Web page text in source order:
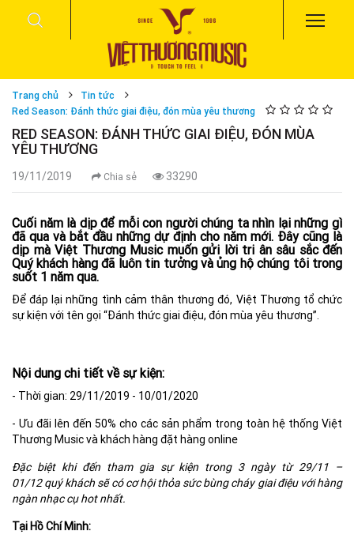
Trang chủ
Tin tức
Red Season: Đánh thức giai điệu, đón mùa yêu thương
RED SEASON: ĐÁNH THỨC GIAI ĐIỆU, ĐÓN MÙA
YÊU THƯƠNG
19/11/2019 Chia sẻ 33290
Cuối năm là dịp để mỗi con người chúng ta nhìn lại những gì
đã qua và bắt đầu những dự định cho năm mới. Đây cũng là
dịp mà Việt Thương Music muốn gửi lời tri ân sâu sắc đến
Quý khách hàng đã luôn tin tưởng và ủng hộ chúng tôi trong
suốt 1 năm qua.
Để đáp lại những tình cảm thân thương đó, Việt Thương tổ chức
sự kiện với tên gọi “Đánh thức giai điệu, đón mùa yêu thương”.
Nội dung chi tiết về sự kiện:
- Thời gian: 29/11/2019 - 10/01/2020
- Ưu đãi lên đến 50% cho các sản phẩm trong toàn hệ thống Việt
Thương Music và khách hàng đặt hàng online
Đặc biệt khi đến tham gia sự kiện trong 3 ngày từ 29/11 –
01/12 quý khách sẽ có cơ hội thỏa sức bùng cháy giai điệu với hàng
ngàn nhạc cụ hot nhất.
Tại Hồ Chí Minh: